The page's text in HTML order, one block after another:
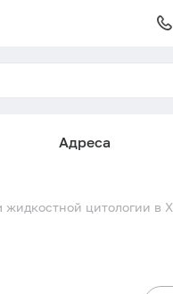
Адреса
жидкостной цитологии в